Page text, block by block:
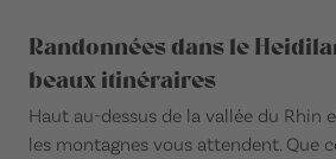
Randonnées dans le
beaux itinéraires
Haut au-dessus de la vallée du Rhin
les montagnes vous attendent. Que